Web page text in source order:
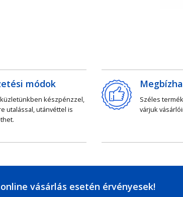
módok
készpénzzel,
utalással, utánvéttel is
Széles
várjuk
vásárlás esetén érvényesek!